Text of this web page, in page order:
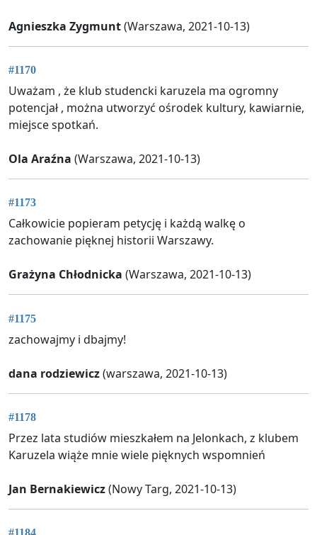
Agnieszka Zygmunt(Warszawa, 2021-10-13)
#1170
Uważam , że klub studencki karuzela ma ogromny
potencjał , można utworzyć ośrodek kultury, kawiarnie,
miejsce spotkań.
Ola Araźna (Warszawa, 2021-10-13)
#1173
Całkowicie popieram petycję i każdą walkę o
zachowanie pięknej historii Warszawy.
Grażyna Chłodnicka (Warszawa, 2021-10-13)
#1175
zachowajmy i dbajmy!
dana rodziewicz(warszawa, 2021-10-13)
#1178
Przez lata studiów mieszkałem na Jelonkach, z klubem
Karuzela wiąże mnie wiele pięknych wspomnień
Jan Bernakiewicz(Nowy Targ, 2021-10-13)